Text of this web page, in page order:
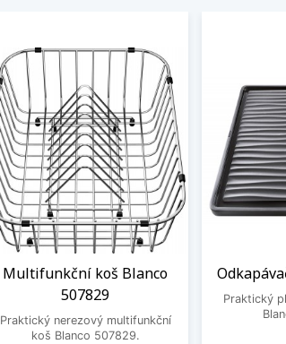
Multifunkční koš Blanco
507829
Praktický nerezový multifunkční
koš Blanco 507829.
Praktický